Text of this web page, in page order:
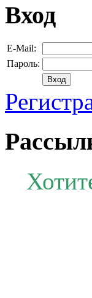
Вход
E-Mail:
Пароль: